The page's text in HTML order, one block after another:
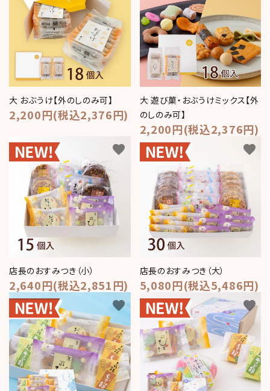
ログイン person 新規会員登録
大 おぶうけ【外のしのみ可】
2,200円(税込2,376円)
大 遊び菓・おぶうけミックス【外
のしのみ可】
2,200円(税込2,376円)
店長のおすみつき（小）
2,640円(税込2,851円)
favorite
店長のおすみつき（大）
5,080円(税込5,486円)
favorite
favorite favorite